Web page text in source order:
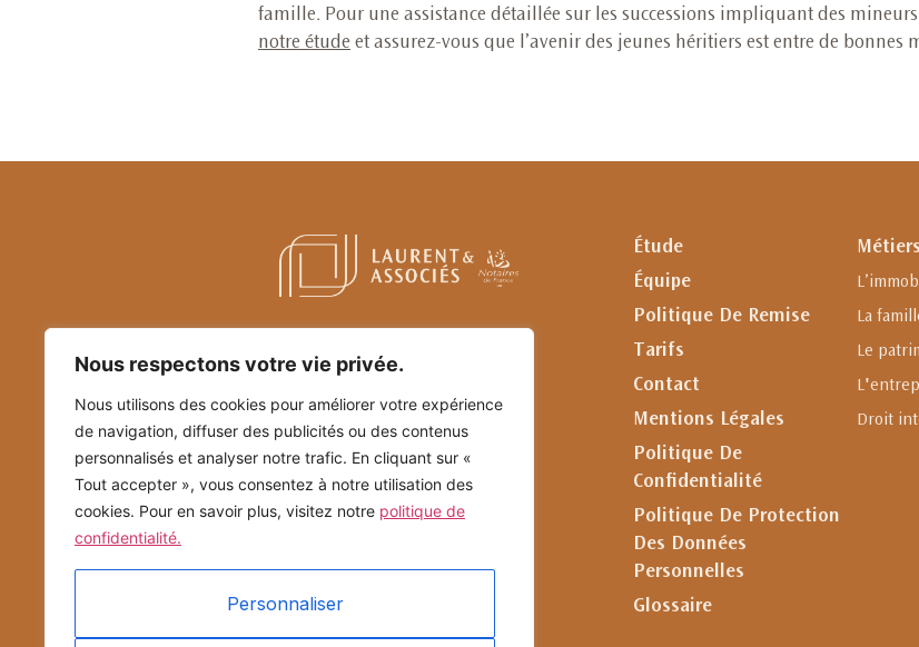
Nous respectons votre vie privée.
Nous utilisons des cookies pour améliorer votre expérience
de navigation, diffuser des publicités ou des contenus
personnalisés et analyser notre trafic. En cliquant sur «
Tout accepter », vous consentez à notre utilisation des
cookies. Pour en savoir plus, visitez notre politique de
confidentialité.
Personnaliser
famille. Pour une assistance détaillée sur les successions impliquant des
notre étude et assurez-vous que l’avenir des jeunes héritiers est entre de bonnes
Étude
Équipe
Politique De Remise
Tarifs
Contact
Mentions Légales
Politique De
Confidentialité
Politique De Protection
Des Données
Personnelles
Glossaire
Métiers
La
Le
Droit